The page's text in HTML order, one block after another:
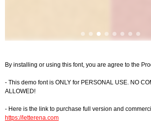
By installing or using this font, you are agree to the
- This demo font is ONLY for PERSONAL USE. NO
ALLOWED!
- Here is the link to purchase full version and
https://letterena.com